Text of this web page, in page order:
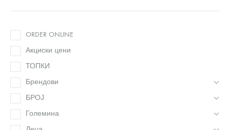
ORDER ONLINE
Акциски цени
ТОПКИ
Брендови
БРОЈ
Големина